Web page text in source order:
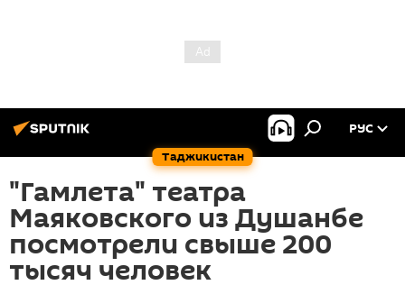
Таджикистан
РУС
"Гамлета" театра
Маяковского из Душанбе
посмотрели свыше 200
тысяч человек